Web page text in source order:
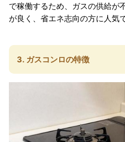
で稼働するため、ガスの供給が
が良く、省エネ志向の方に人気で
3. ガスコンロの特徴